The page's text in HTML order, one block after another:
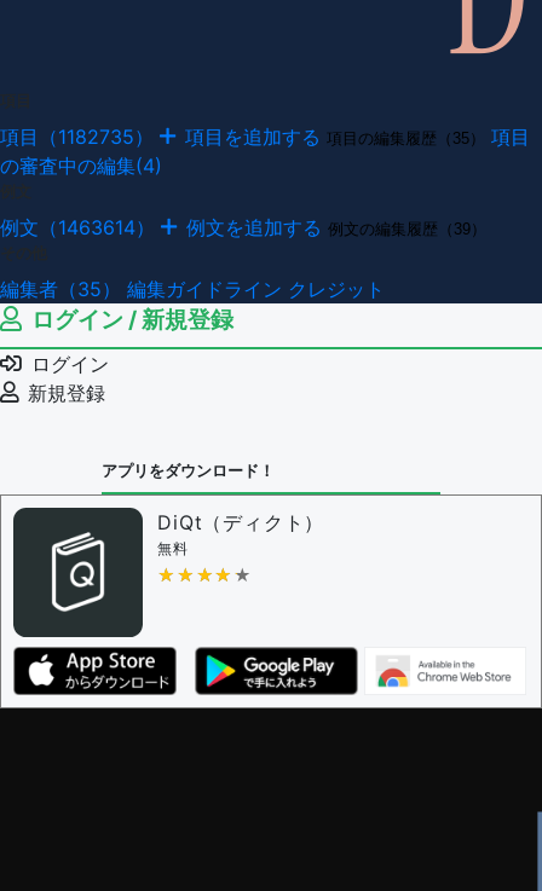
項目（1182735） 項目を追加する 項目の編集履歴（35）
項目
の審査中の編集(4)
例文（1463614） 例文を追加する 例文の編集履歴（39）
編集者（35） 編集ガイドライン クレジット
ログイン / 新規登録
ログイン
新規登録
アプリをダウンロード！
DiQt（ディクト）
無料
★★★★★
★★★★★